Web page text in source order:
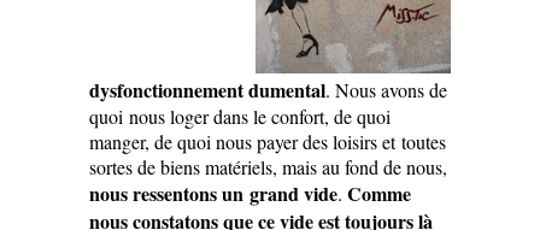
dysfonctionnement dumental. Nous avons de
quoi nous loger dans le confort, de quoi
manger, de quoi nous payer des loisirs et toutes
sortes de biens matériels, mais au fond de nous,
nous ressentons un grand vide. Comme
nous constatons que ce vide est toujours là